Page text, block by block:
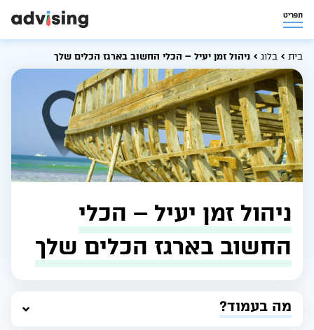
תפריט
בית בלוג ניהול זמן יעיל – הכלי החשוב בארגז הכלים שלך
ניהול זמן יעיל – הכלי
החשוב בארגז הכלים שלך
מה בעמוד?